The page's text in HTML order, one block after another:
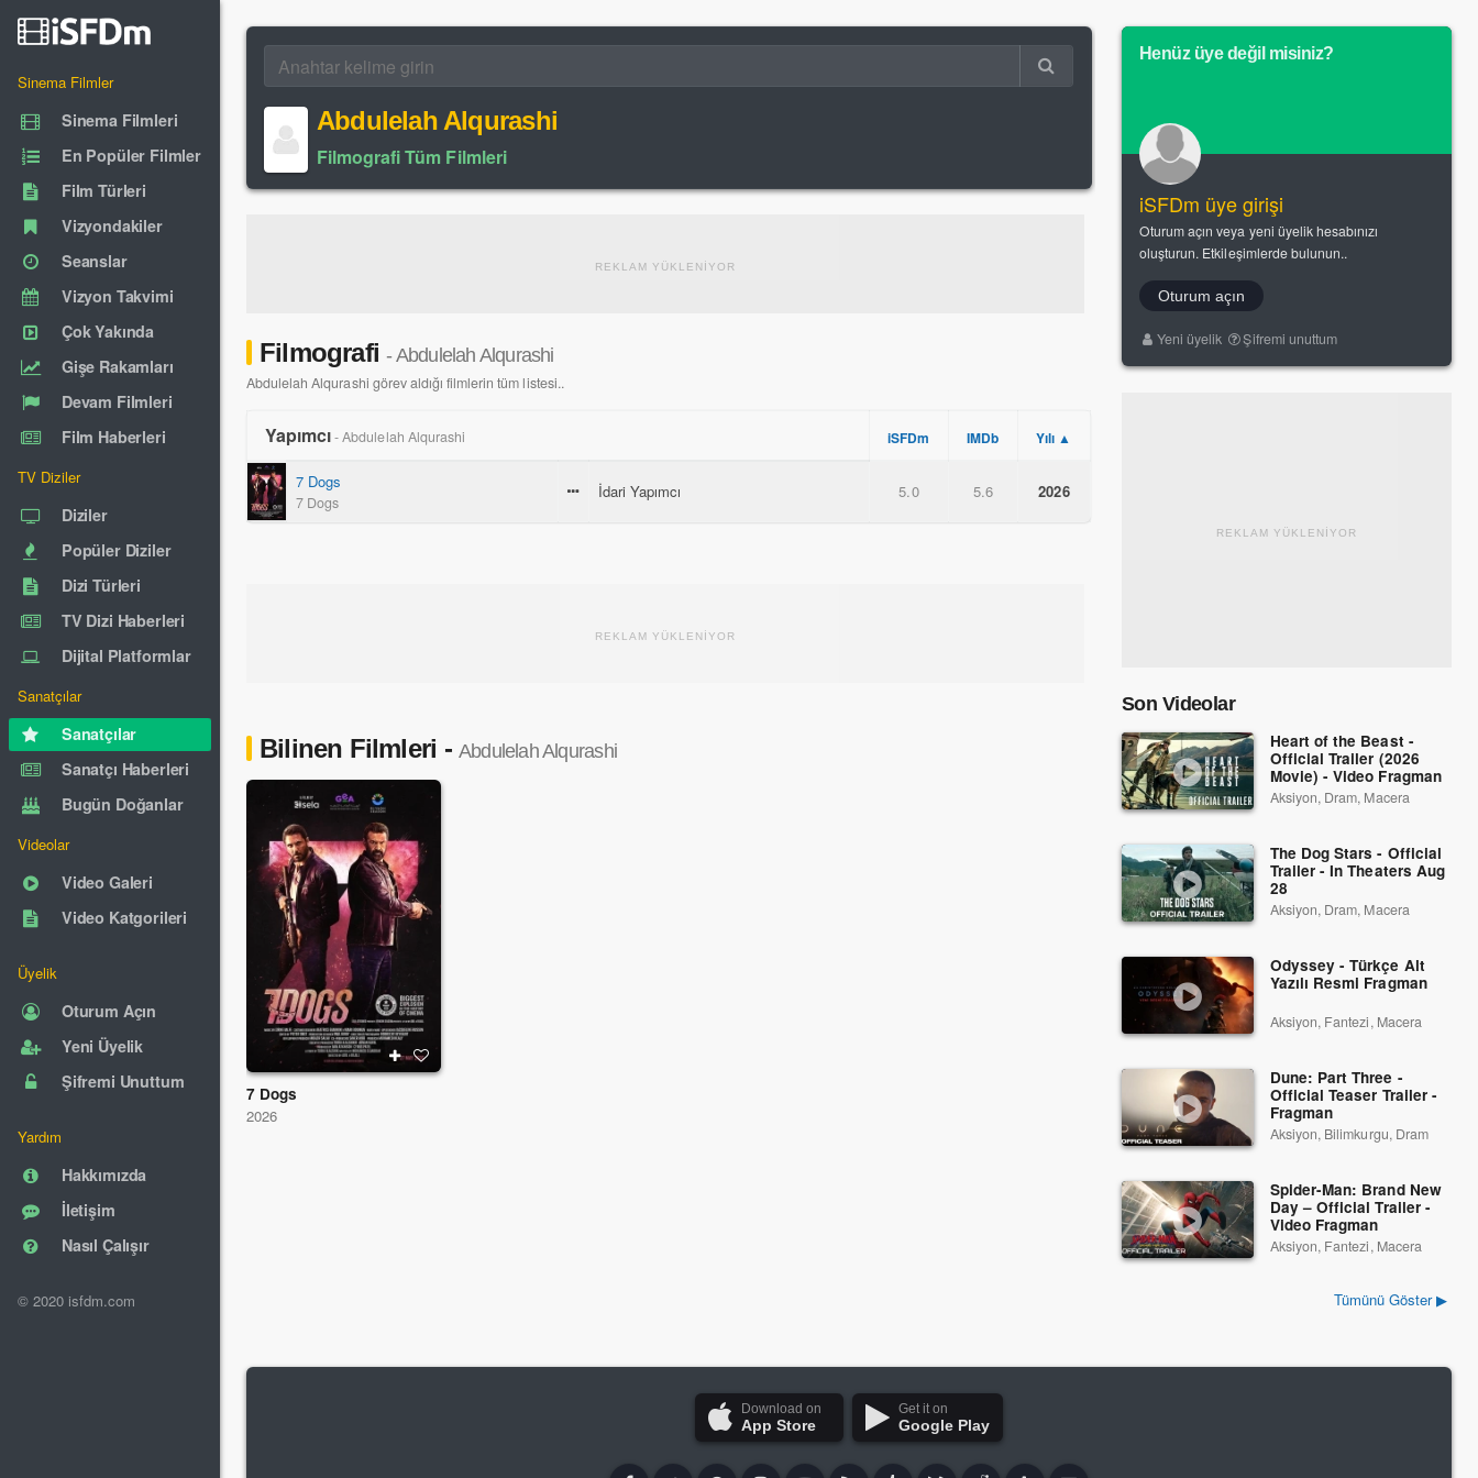
Sinema Filmler
Sinema Filmleri
En Popüler Filmler
Film Türleri
Vizyondakiler
Seanslar
Vizyon Takvimi
Çok Yakında
Gişe Rakamları
Devam Filmleri
Film Haberleri
TV Diziler
Diziler
Popüler Diziler
Dizi Türleri
TV Dizi Haberleri
Dijital Platformlar
Sanatçılar
Sanatçılar
Sanatçı Haberleri
Bugün Doğanlar
Videolar
Video Galeri
Video Katgorileri
Üyelik
Oturum Açın
Yeni Üyelik
Şifremi Unuttum
Yardım
Hakkımızda
İletişim
Nasıl Çalışır
© 2020 isfdm.com
Abdulelah Alqurashi
Filmografi Tüm Filmleri
REKLAM YÜKLENİYOR
Filmografi- Abdulelah Alqurashi
Abdulelah Alqurashi görev aldığı filmlerin tüm listesi..
Yapımcı- Abdulelah Alqurashi iSFDm IMDb Yılı ▲
7 Dogs
7 Dogs
İdari Yapımcı 5.0 5.6 2026
REKLAM YÜKLENİYOR
Bilinen Filmleri - Abdulelah Alqurashi
7 Dogs
2026
Henüz üye değil misiniz?
iSFDm üye girişi
Oturum açın veya yeni üyelik hesabınızı
oluşturun. Etkileşimlerde bulunun..
Oturum açın
Yeni üyelik Şifremi unuttum
REKLAM YÜKLENİYOR
Son Videolar
Heart of the Beast -
Official Trailer (2026
Movie) - Video Fragman
Aksiyon, Dram, Macera
The Dog Stars - Official
Trailer - In Theaters Aug
28
Aksiyon, Dram, Macera
Odyssey - Türkçe Alt
Yazılı Resmi Fragman
Aksiyon, Fantezi, Macera
Dune: Part Three -
Official Teaser Trailer -
Fragman
Aksiyon, Bilimkurgu, Dram
Spider-Man: Brand New
Day – Official Trailer -
Video Fragman
Aksiyon, Fantezi, Macera
Tümünü Göster ▶
Download on
App Store
Get it on
Google Play